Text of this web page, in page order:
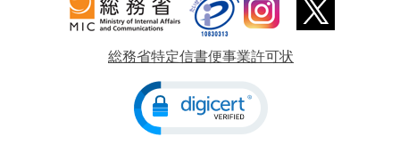
総務省特定信書便事業許可状